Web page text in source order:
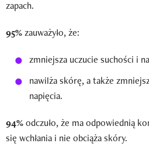
zapach.
95%zauważyło, że:
zmniejsza uczucie suchości i
nawilża skórę, a także
napięcia.
94%odczuło, że ma odpowiednią
się wchłania i nie obciąża skóry.